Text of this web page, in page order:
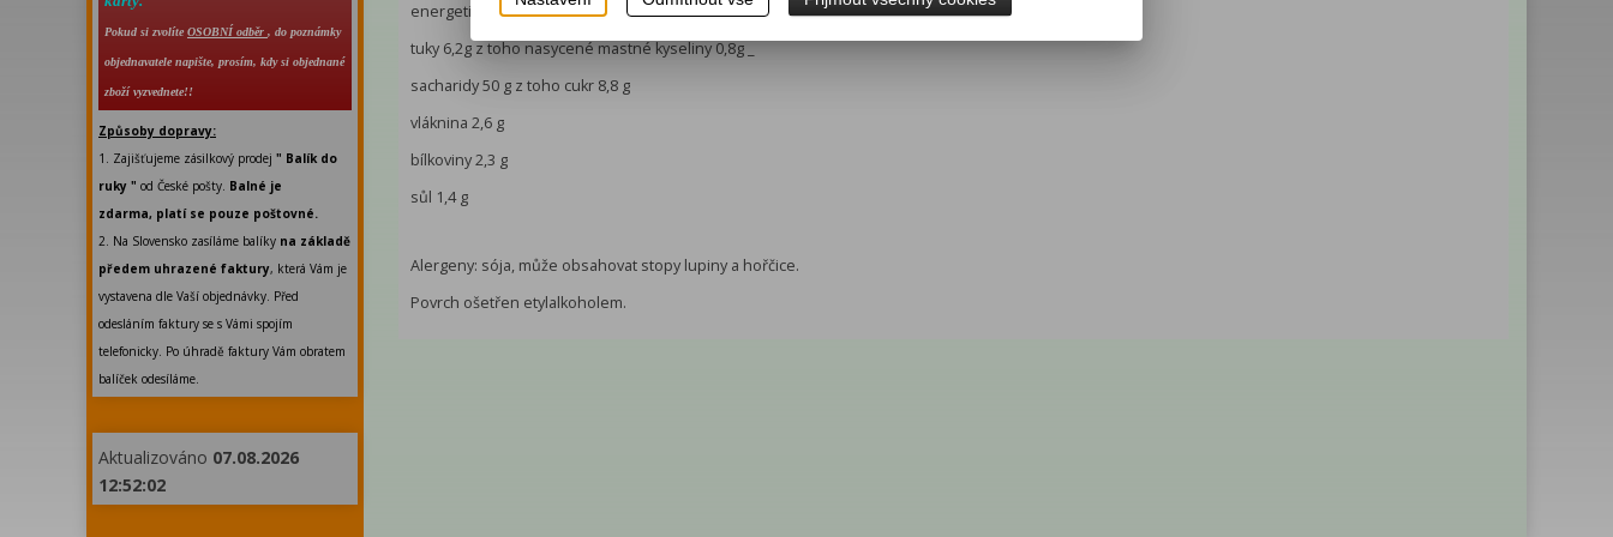
Pokud si zvolíte OSOBNÍ odběr , do poznámky
objednavatele napište, prosím, kdy si objednané
zboží vyzvednete!!
Způsoby dopravy:
1. Zajišťujeme zásilkový prodej " Balík do
ruky " od České pošty. Balné je
zdarma, platí se pouze poštovné.
2. Na Slovensko zasíláme balíky na základě
předem uhrazené faktury, která Vám je
vystavena dle Vaší objednávky. Před
odesláním faktury se s Vámi spojím
telefonicky. Po úhradě faktury Vám obratem
balíček odesíláme.
Aktualizováno 07.08.2026
12:52:02
energetická hodnota 270 kcal / 1139 kJ
tuky 6,2g z toho nasycené mastné kyseliny 0,8g _
sacharidy 50 g z toho cukr 8,8 g
vláknina 2,6 g
bílkoviny 2,3 g
sůl 1,4 g
Alergeny: sója, může obsahovat stopy lupiny a hořčice.
Povrch ošetřen etylalkoholem.